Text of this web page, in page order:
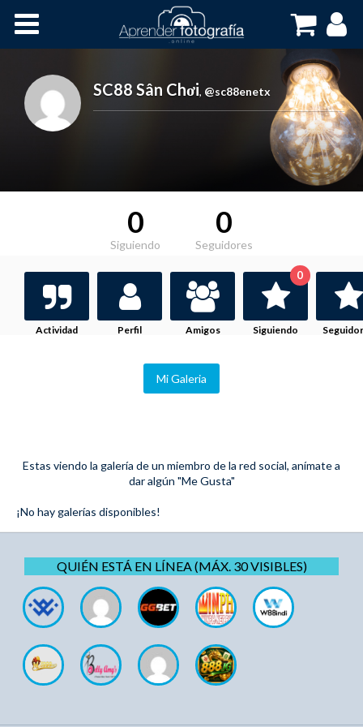
Cursos OnLine
SC88 Sân Chơi, @sc88enetx
0
Siguiendo
0
Seguidores
Actividad Perfil Amigos Siguiendo
0
Mi Galeria
Estas viendo la galería de un miembro de la red social, anímate a
dar algún "Me Gusta"
¡No hay galerías disponibles!
QUIÉN ESTÁ EN LÍNEA (MÁX. 30 VISIBLES)